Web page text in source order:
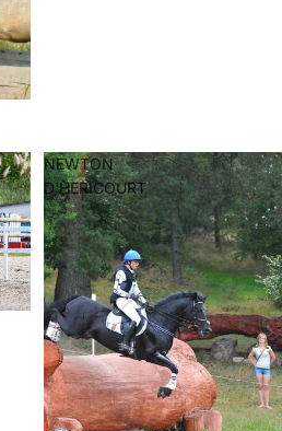
NEWTON
D'HERICOURT